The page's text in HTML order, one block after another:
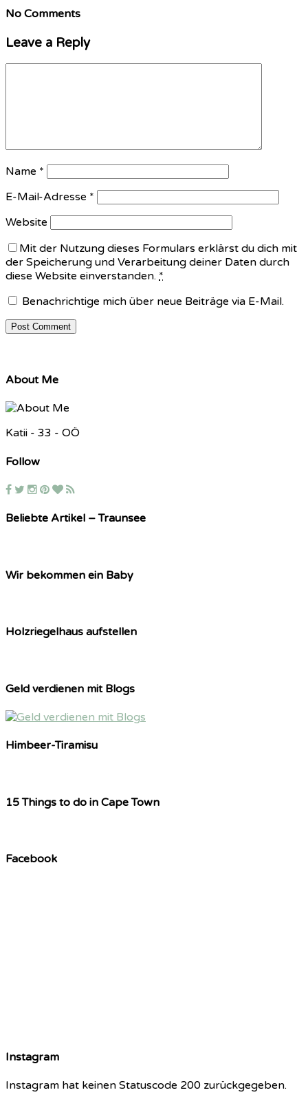
No Comments
Leave a Reply
Name *
E-Mail-Adresse *
Website
Mit der Nutzung dieses Formulars erklärst du dich mit
der Speicherung und Verarbeitung deiner Daten durch
diese Website einverstanden. *
Benachrichtige mich über neue Beiträge via E-Mail.
About Me
Katii - 33 - OÖ
Follow
Beliebte Artikel – Traunsee
Wir bekommen ein Baby
Holzriegelhaus aufstellen
Geld verdienen mit Blogs
Himbeer-Tiramisu
15 Things to do in Cape Town
Facebook
Instagram
Instagram hat keinen Statuscode 200 zurückgegeben.